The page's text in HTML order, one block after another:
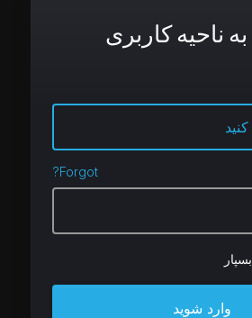
ناحیه کاربری
Forgot?
وارد شوید